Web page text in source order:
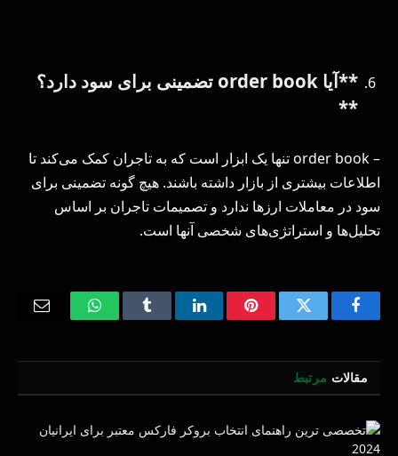
**آیا order book تضمینی برای سود دارد؟
**
– order book تنها یک ابزار است که به تاجران کمک می‌کند تا
اطلاعات بیشتری از بازار داشته باشند. هیچ گونه تضمینی برای
سود در معاملات ارزها ندارد و تصمیمات تاجران بر اساس
تحلیل‌ها و استراتژی‌های شخصی آنها است.
Facebook
Twitter
Pinterest
LinkedIn
Tumblr
WhatsApp
Email
مقالات مرتبط